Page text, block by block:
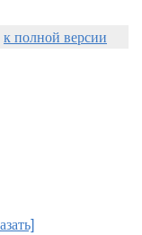
к полной версии